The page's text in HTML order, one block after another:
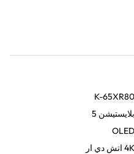
رفيع - التصميم نحيف
اكس ار اوليد
السطح الصوتي +
صوت قوي.
معايرة الاستوديو لإعادة
مقصود من قبل المبدعين
K-65XR80
بلايستيشن 5
OLED
4K اتش دي ار